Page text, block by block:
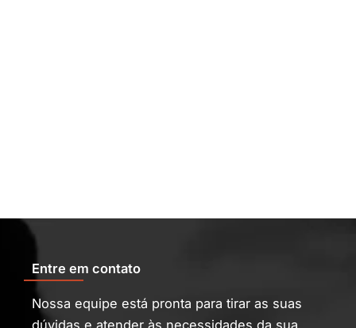
Entre em contato
Nossa equipe está pronta para tirar as suas